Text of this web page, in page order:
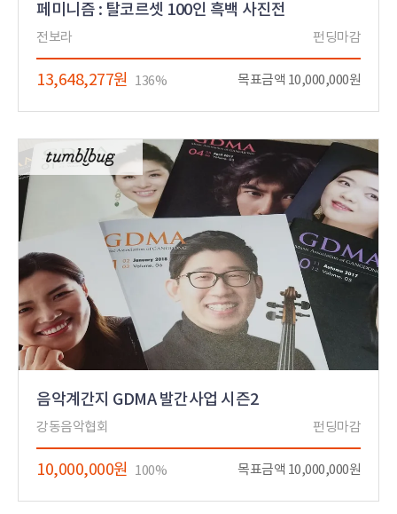
페미니즘 : 탈코르셋 100인 흑백 사진전
전보라 펀딩마감
13,648,277원 136% 목표금액 10,000,000원
음악계간지 GDMA 발간사업 시즌2
강동음악협회 펀딩마감
10,000,000원 100% 목표금액 10,000,000원